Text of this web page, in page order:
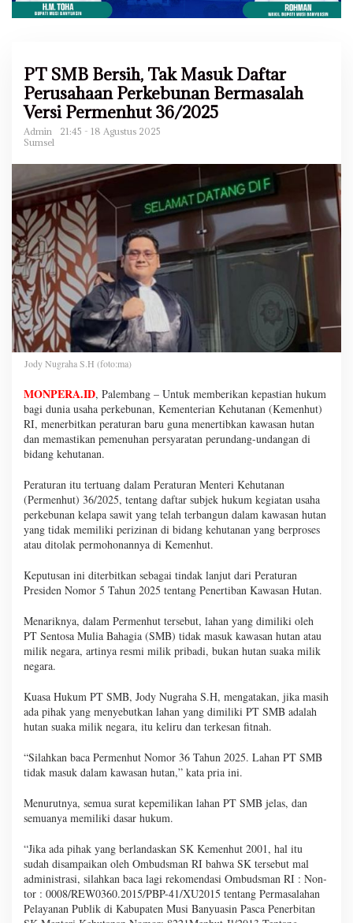
PT SMB Bersih, Tak Masuk Daftar
Perusahaan Perkebunan Bermasalah
Versi Permenhut 36/2025
Admin
21:45 - 18 Agustus 2025
Sumsel
Jody Nugraha S.H (foto:ma)
MONPERA.ID, Palembang – Untuk memberikan kepastian hukum
bagi dunia usaha perkebunan, Kementerian Kehutanan (Kemenhut)
RI, menerbitkan peraturan baru guna menertibkan kawasan hutan
dan memastikan pemenuhan persyaratan perundang-undangan di
bidang kehutanan.
Peraturan itu tertuang dalam Peraturan Menteri Kehutanan
(Permenhut) 36/2025, tentang daftar subjek hukum kegiatan usaha
perkebunan kelapa sawit yang telah terbangun dalam kawasan hutan
yang tidak memiliki perizinan di bidang kehutanan yang berproses
atau ditolak permohonannya di Kemenhut.
Keputusan ini diterbitkan sebagai tindak lanjut dari Peraturan
Presiden Nomor 5 Tahun 2025 tentang Penertiban Kawasan Hutan.
Menariknya, dalam Permenhut tersebut, lahan yang dimiliki oleh
PT Sentosa Mulia Bahagia (SMB) tidak masuk kawasan hutan atau
milik negara, artinya resmi milik pribadi, bukan hutan suaka milik
negara.
Kuasa Hukum PT SMB, Jody Nugraha S.H, mengatakan, jika masih
ada pihak yang menyebutkan lahan yang dimiliki PT SMB adalah
hutan suaka milik negara, itu keliru dan terkesan fitnah.
“Silahkan baca Permenhut Nomor 36 Tahun 2025. Lahan PT SMB
tidak masuk dalam kawasan hutan,” kata pria ini.
Menurutnya, semua surat kepemilikan lahan PT SMB jelas, dan
semuanya memiliki dasar hukum.
“Jika ada pihak yang berlandaskan SK Kemenhut 2001, hal itu
sudah disampaikan oleh Ombudsman RI bahwa SK tersebut mal
administrasi, silahkan baca lagi rekomendasi Ombudsman RI : Non-
tor : 0008/REW0360.2015/PBP-41/XU2015 tentang Permasalahan
Pelayanan Publik di Kabupaten Musi Banyuasin Pasca Penerbitan